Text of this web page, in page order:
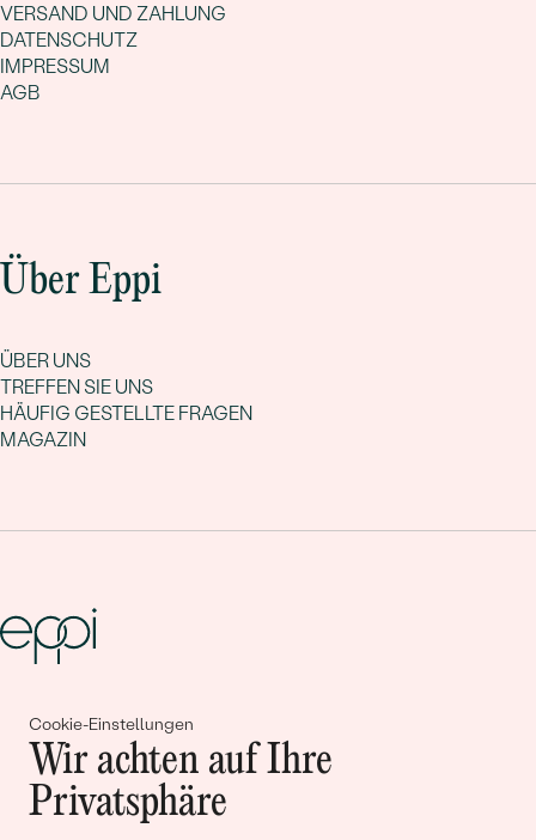
Cookie-Einstellungen
Wir achten auf Ihre
Privatsphäre
VERSAND UND ZAHLUNG
DATENSCHUTZ
IMPRESSUM
AGB
Über Eppi
ÜBER UNS
TREFFEN SIE UNS
HÄUFIG GESTELLTE FRAGEN
MAGAZIN
Gemeinsam erschaffen wir
Geschichten von Schönheit und
Liebe